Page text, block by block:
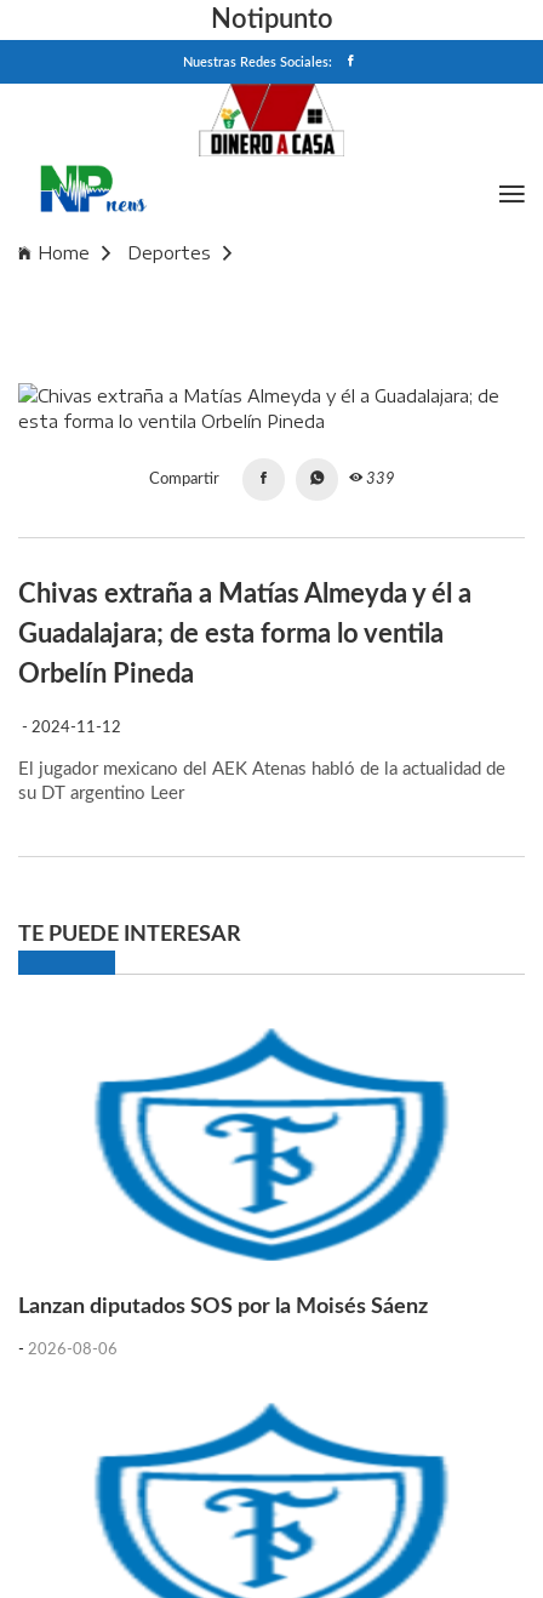
Notipunto
Nuestras Redes Sociales:
Home
Deportes
Compartir 339
Chivas extraña a Matías Almeyda y él a
Guadalajara; de esta forma lo ventila
Orbelín Pineda
- 2024-11-12
El jugador mexicano del AEK Atenas habló de la actualidad de
su DT argentino Leer
TE PUEDE INTERESAR
Lanzan diputados SOS por la Moisés Sáenz
- 2026-08-06